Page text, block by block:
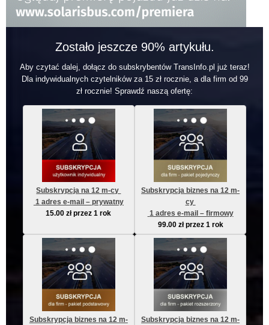
Zostało jeszcze 90% artykułu.
Aby czytać dalej, dołącz do subskrybentów TransInfo.pl już teraz!
Dla indywidualnych czytelników za 15 zł rocznie, a dla firm od 99
zł rocznie! Sprawdź naszą ofertę:
Subskrypcja na 12 m-cy
1 adres e-mail – prywatny
15.00zł przez 1 rok
Subskrypcja biznes na 12 m-
cy
1 adres e-mail – firmowy
99.00 zł przez 1 rok
Subskrypcja biznes na 12 m-
Subskrypcja biznes na 12 m-